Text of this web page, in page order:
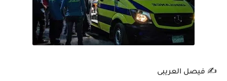
✍️ فيصل العريبى